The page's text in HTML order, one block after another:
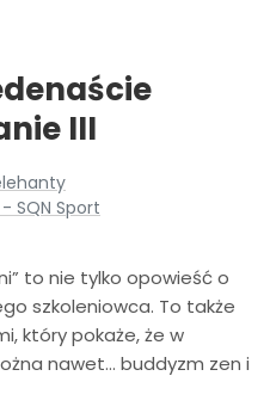
III
SQN Sport
to nie tylko opowieść o
szkoleniowca. To także
który pokaże, że w
nawet… buddyzm zen i